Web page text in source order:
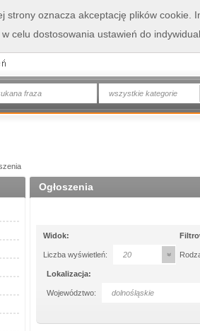
wszystkie kategorie
Ogłoszenia
Widok:
Liczba wyświetleń: 20
Lokalizacja:
Województwo: dolnośląskie
strony oznacza akceptację plików cookie.
w celu dostosowania ustawień do